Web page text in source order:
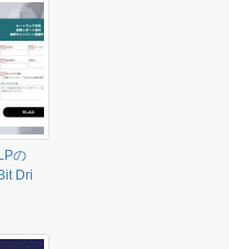
の
Dri